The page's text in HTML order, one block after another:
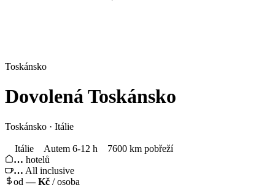
Toskánsko
DovolenáToskánsko
Toskánsko · Itálie
Itálie Autem 6-12 h
7600 km pobřeží
… hotelů
… All inclusive
od—Kč / osoba